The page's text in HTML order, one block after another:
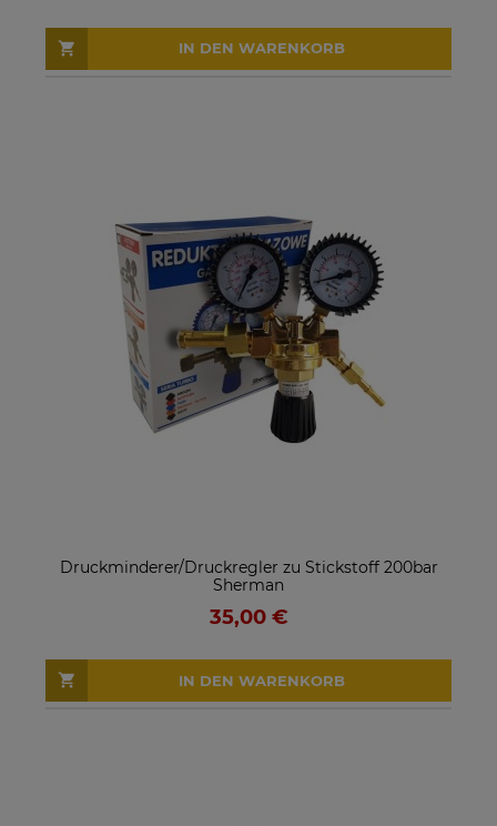
IN DEN WARENKORB
Druckminderer/Druckregler zu Stickstoff 200bar
Sherman
35,00 €
IN DEN WARENKORB